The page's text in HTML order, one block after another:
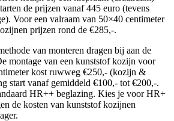
de prijzen vanaf 445 euro (tevens
Voor een valraam van 50×40 centimeter
prijzen rond de €285,-.
van monteren dragen bij aan de
montage van een kunststof kozijn voor
kost ruwweg €250,- (kozijn &
start vanaf gemiddeld €100,- tot €200,-.
HR++ beglazing. Kies je voor HR+
de kosten van kunststof kozijnen